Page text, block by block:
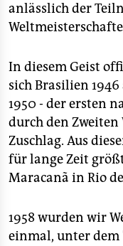
anlässlich der
In diesem Geist
sich Brasilien
1950 - der ersten
durch den
Zuschlag. Aus
für lange Zeit
Maracanã in Rio
1958 wurden wir
einmal, unter dem